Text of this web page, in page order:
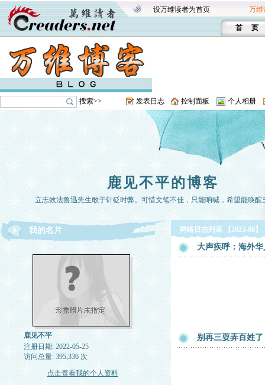
设万维读者为首页 万维
首 页
搜索>> 发表日志 控制面板 个人相册
鹿见不平的博客
立志效法鲁迅先生敢于针砭时弊。可惜文笔不佳，只能呐喊，希望能唤醒
我的名片
鹿见不平
注册日期: 2022-05-25
访问总量: 395,336 次
点击查看我的个人资料
网络日志列表 【2023-08】
大声疾呼：海外
别再三耍弄百姓